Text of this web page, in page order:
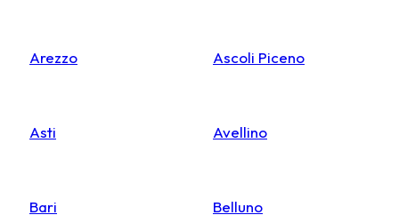
Arezzo Ascoli Piceno
Asti Avellino
Bari Belluno